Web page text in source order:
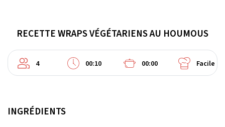
RECETTE WRAPS VÉGÉTARIENS AU HOUMOUS
4 00:10 00:00 Facile
INGRÉDIENTS